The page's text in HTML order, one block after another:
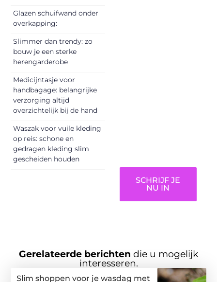
Glazen schuifwand onder
overkapping:
Slimmer dan trendy: zo
bouw je een sterke
herengarderobe
Medicijntasje voor
handbagage: belangrijke
verzorging altijd
overzichtelijk bij de hand
Waszak voor vuile kleding
op reis: schone en
gedragen kleding slim
gescheiden houden
SCHRIJF JE
NU IN
Gerelateerde berichten die u mogelijk
interesseren.
Slim shoppen voor je wasdag met